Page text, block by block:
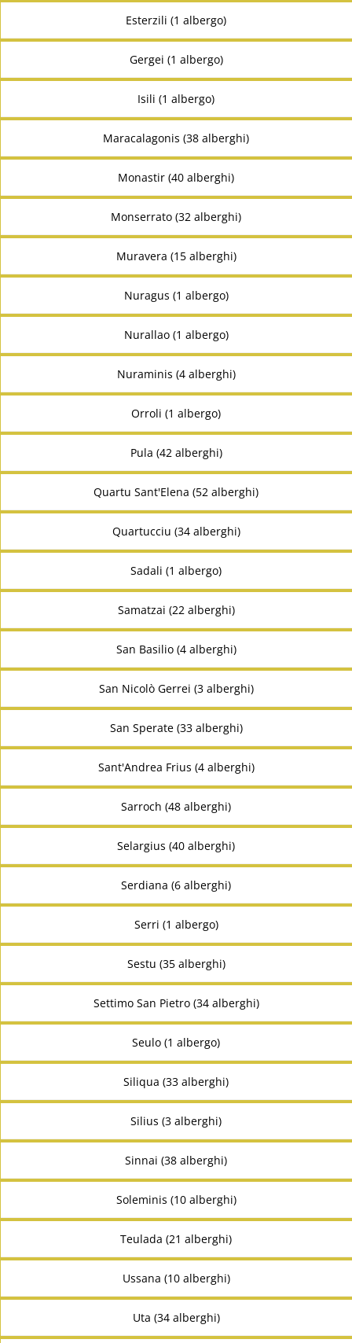
Esterzili (1 albergo)
Gergei (1 albergo)
Isili (1 albergo)
Maracalagonis (38 alberghi)
Monastir (40 alberghi)
Monserrato (32 alberghi)
Muravera (15 alberghi)
Nuragus (1 albergo)
Nurallao (1 albergo)
Nuraminis (4 alberghi)
Orroli (1 albergo)
Pula (42 alberghi)
Quartu Sant'Elena (52 alberghi)
Quartucciu (34 alberghi)
Sadali (1 albergo)
Samatzai (22 alberghi)
San Basilio (4 alberghi)
San Nicolò Gerrei (3 alberghi)
San Sperate (33 alberghi)
Sant'Andrea Frius (4 alberghi)
Sarroch (48 alberghi)
Selargius (40 alberghi)
Serdiana (6 alberghi)
Serri (1 albergo)
Sestu (35 alberghi)
Settimo San Pietro (34 alberghi)
Seulo (1 albergo)
Siliqua (33 alberghi)
Silius (3 alberghi)
Sinnai (38 alberghi)
Soleminis (10 alberghi)
Teulada (21 alberghi)
Ussana (10 alberghi)
Uta (34 alberghi)